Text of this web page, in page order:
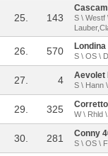
25. 143
S \ Westf
26. 570 Londina
S \ OS \
27. 4 Aevolet
S \ Hann
29. 325 W \ Rhld
30. 281 Conny
S \ OS \